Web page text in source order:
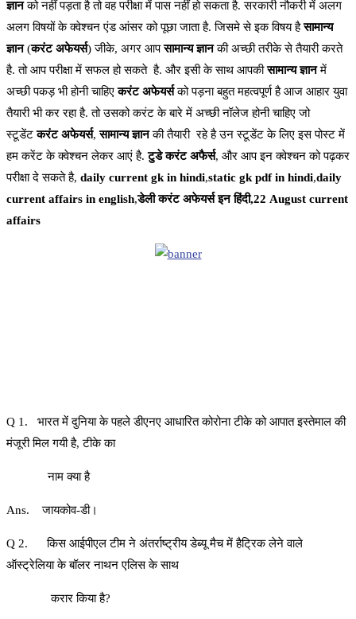
ज्ञानको नहीं पड़ता है तो वह परीक्षा में पास नहीं हो सकता है. सरकारी नौकरी में अलग
अलग विषयों के क्वेश्चन एंड आंसर को पूछा जाता है. जिसमे से इक विषय हैसामान्य
ज्ञान(करंट अफेयर्स) जीके, अगर आपसामान्य ज्ञानकी अच्छी तरीके से तैयारी करते
है. तो आप परीक्षा में सफल हो सकते है. और इसी के साथ आपकीसामान्य ज्ञानमें
अच्छी पकड़ भी होनी चाहिएकरंट अफेयर्सको पड़ना बहुत महत्वपूर्ण है आज आहार युवा
तैयारी भी कर रहा है. तो उसको करंट के बारे में अच्छी नॉलेज होनी चाहिए जो
स्टूडेंटकरंट अफेयर्स,सामान्य ज्ञानकी तैयारी रहे है उन स्टूडेंट के लिए इस पोस्ट में
हम करेंट के क्वेश्चन लेकर आएं है.टुडे करंट अफैर्स, और आप इन क्वेश्चन को पढ़कर
परीक्षा दे सकते है, daily current gk in hindi,static gk pdf in hindi,daily
current affairs in english,डेली करंट अफेयर्स इन हिंदी,22 August current
affairs
Q 1. भारत में दुनिया के पहले डीएनए आधारित कोरोना टीके को आपात इस्तेमाल की
मंजूरी मिल गयी है, टीके का
नाम क्या है
Ans. जायकोव-डी।
Q 2. किस आईपीएल टीम ने अंतर्राष्ट्रीय डेब्यू मैच में हैट्रिक लेने वाले
ऑस्ट्रेलिया के बॉलर नाथन एलिस के साथ
करार किया है?